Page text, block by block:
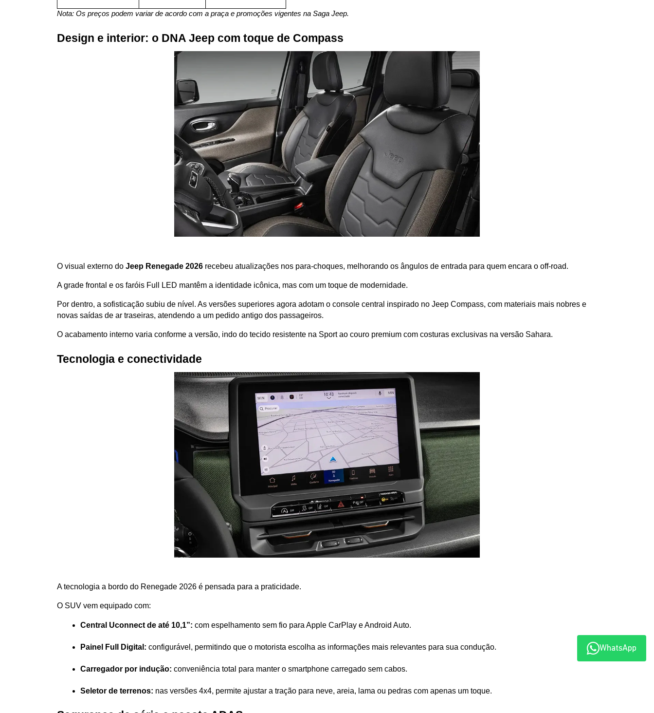
Nota: Os preços podem variar de acordo com a praça e promoções vigentes na Saga Jeep.
Design e interior: o DNA Jeep com toque de Compass
O visual externo do Jeep Renegade 2026 recebeu atualizações nos para-choques, melhorando os ângulos de entrada para quem encara o off-road.
A grade frontal e os faróis Full LED mantêm a identidade icônica, mas com um toque de modernidade.
Por dentro, a sofisticação subiu de nível. As versões superiores agora adotam o console central inspirado no Jeep Compass, com materiais mais nobres e
novas saídas de ar traseiras, atendendo a um pedido antigo dos passageiros.
O acabamento interno varia conforme a versão, indo do tecido resistente na Sport ao couro premium com costuras exclusivas na versão Sahara.
Tecnologia e conectividade
A tecnologia a bordo do Renegade 2026 é pensada para a praticidade.
O SUV vem equipado com:
Central Uconnect de até 10,1”: com espelhamento sem fio para Apple CarPlay e Android Auto.
Painel Full Digital: configurável, permitindo que o motorista escolha as informações mais relevantes para sua condução.
Carregador por indução: conveniência total para manter o smartphone carregado sem cabos.
Seletor de terrenos: nas versões 4x4, permite ajustar a tração para neve, areia, lama ou pedras com apenas um toque.
WhatsApp